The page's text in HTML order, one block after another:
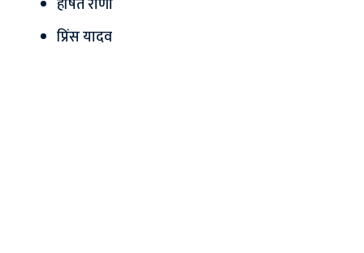
हर्षित राणा
प्रिंस यादव